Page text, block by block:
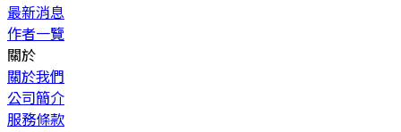
最新消息
作者一覽
關於
關於我們
公司簡介
服務條款